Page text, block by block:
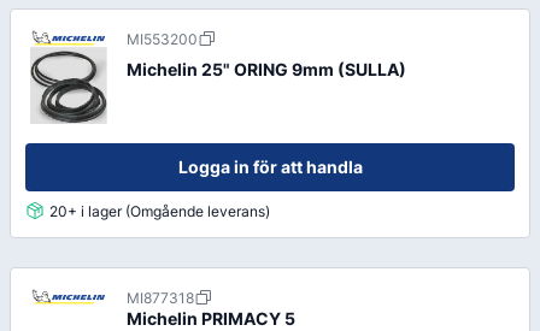
MI553200
Michelin 25" ORING 9mm (SULLA)
Logga in för att handla
20+ i lager (Omgående leverans)
MI877318
Michelin PRIMACY 5